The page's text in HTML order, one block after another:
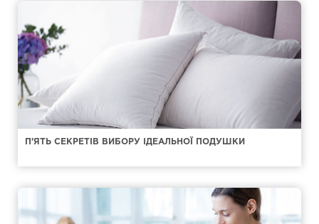
П'ЯТЬ СЕКРЕТІВ ВИБОРУ ІДЕАЛЬНОЇ ПОДУШКИ